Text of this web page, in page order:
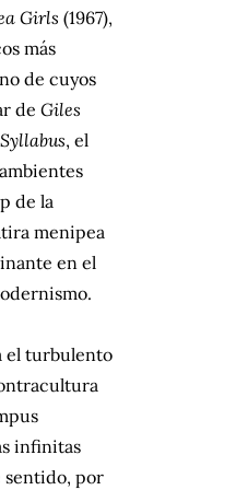
Girls (1967),
más
de cuyos
de Giles
, el
de la
menipea
en el
el turbulento
infinitas
sentido, por